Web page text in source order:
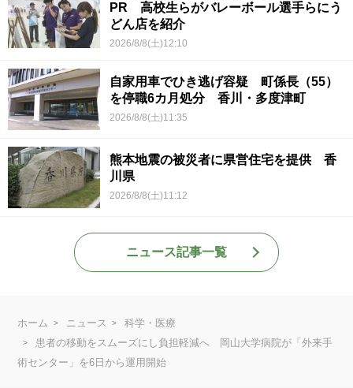
PR 高校生らがバレーボール選手らにう
どん店を紹介
2026/8/8(土)12:10
自家用車でひき逃げ容疑 町係長（55）
を停職6カ月処分 香川・多度津町
2026/8/8(土)11:35
熊本地震の被災者に県営住宅を提供 香
川県
2026/8/8(土)11:12
ニュース記事一覧
ホーム ニュース
科学・医療
患者の移動をスムーズにし負担軽減へ 岡山大学病院が「外来手
術センター」を6日から運用開始